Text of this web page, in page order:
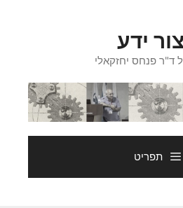
ידע
ד"ר פנחס יחזקאלי
תפריט